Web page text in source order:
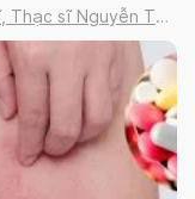
Thạc sĩ Nguyễn Thị